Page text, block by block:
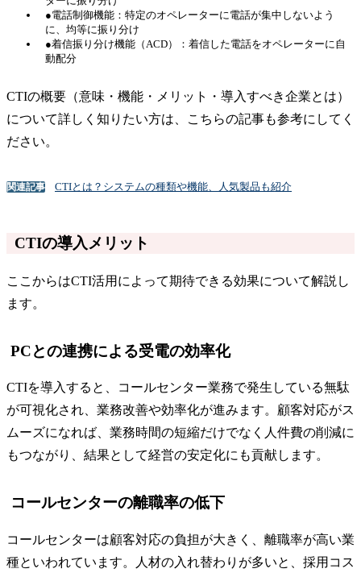
●電話制御機能：特定のオペレーターに電話が集中しないよう
に、均等に振り分け
●着信振り分け機能（ACD）：着信した電話をオペレーターに自
動配分
CTIの概要（意味・機能・メリット・導入すべき企業とは）
について詳しく知りたい方は、こちらの記事も参考にしてく
ださい。
関連記事 CTIとは？システムの種類や機能、人気製品も紹介
CTIの導入メリット
ここからはCTI活用によって期待できる効果について解説し
ます。
PCとの連携による受電の効率化
CTIを導入すると、コールセンター業務で発生している無駄
が可視化され、業務改善や効率化が進みます。顧客対応がス
ムーズになれば、業務時間の短縮だけでなく人件費の削減に
もつながり、結果として経営の安定化にも貢献します。
コールセンターの離職率の低下
コールセンターは顧客対応の負担が大きく、離職率が高い業
種といわれています。人材の入れ替わりが多いと、採用コス